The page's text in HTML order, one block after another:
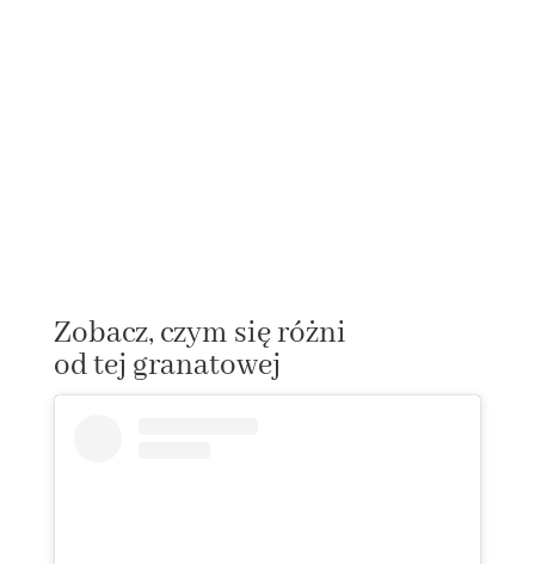
Zobacz, czym się różni
od tej granatowej